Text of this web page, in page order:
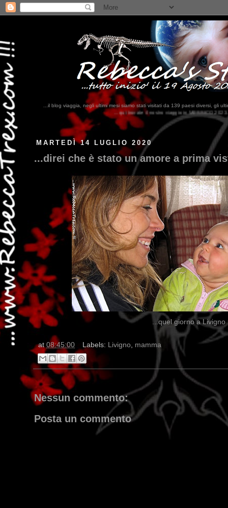
...il blog viaggia, negli ultimi mesi siamo stati visitati da 139 paesi diversi, gli
...qui trovate il nostro viaggio in MESSICO 2023...clikka qui !!!
MARTEDÌ 14 LUGLIO 2020
...direi che è stato un amore a prima
...quel giorno a
at08:45:00 Labels: Livigno, mamma
Nessun commento:
Posta un commento